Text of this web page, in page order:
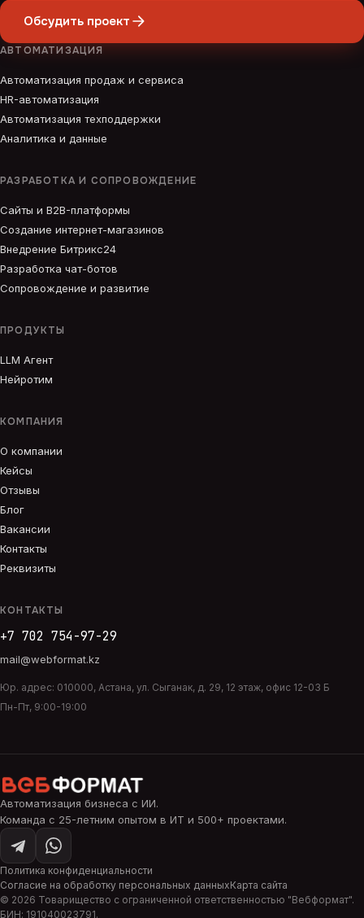
Обсудить проект
АВТОМАТИЗАЦИЯ
Автоматизация продаж и сервиса
HR-автоматизация
Автоматизация техподдержки
Аналитика и данные
РАЗРАБОТКА И СОПРОВОЖДЕНИЕ
Сайты и B2B-платформы
Создание интернет-магазинов
Внедрение Битрикс24
Разработка чат-ботов
Сопровождение и развитие
ПРОДУКТЫ
LLM Агент
Нейротим
КОМПАНИЯ
О компании
Кейсы
Отзывы
Блог
Вакансии
Контакты
Реквизиты
КОНТАКТЫ
+7 702 754-97-29
mail@webformat.kz
Юр. адрес: 010000, Астана, ул. Сыганак, д. 29, 12 этаж, офис 12-03 Б
Пн-Пт, 9:00-19:00
Политика конфиденциальности
Согласие на обработку персональных данныхКарта сайта
© 2026 Товарищество с ограниченной ответственностью "Вебформат".
БИН: 191040023791.
Автоматизация бизнеса с ИИ.
Команда с 25-летним опытом в ИТ и 500+ проектами.